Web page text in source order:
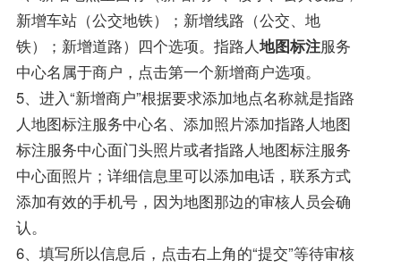
新增车站（公交地铁）；新增线路（公交、地
铁）；新增道路）四个选项。指路人地图标注服务
中心名属于商户，点击第一个新增商户选项。
5、进入“新增商户”根据要求添加地点名称就是指路
人地图标注服务中心名、添加照片添加指路人地图
标注服务中心面门头照片或者指路人地图标注服务
中心面照片；详细信息里可以添加电话，联系方式
添加有效的手机号，因为地图那边的审核人员会确
认。
6、填写所以信息后，点击右上角的“提交”等待审核